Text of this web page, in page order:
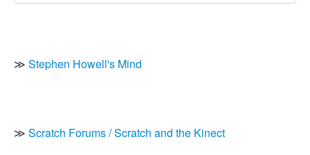
≫ Stephen Howell's Mind
≫ Scratch Forums / Scratch and the Kinect